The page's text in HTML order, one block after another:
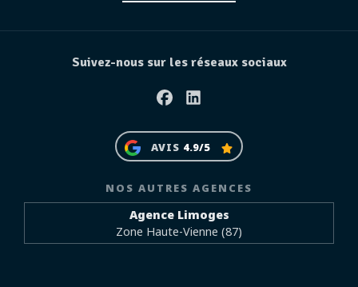
Suivez-nous sur les réseaux sociaux
FacebookLinkedin
AVIS 4.9/5
NOS AUTRES AGENCES
Agence Limoges
Zone Haute-Vienne (87)